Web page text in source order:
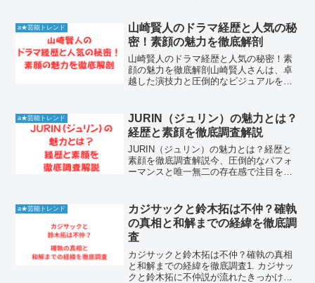
の報道・情報番組で活躍しています。彼
女の丁寧な話し...
a★芸能トレンド
山崎賢人のドラマ経歴と人気の秘
密！素顔の魅力を徹底解剖
山崎賢人のドラマ経歴と人気の秘密！素
顔の魅力を徹底解剖山崎賢人さんは、卓
越した演技力と圧倒的なビジュアルを兼
です。デビュー以来、純粋な青年役から
複雑な過去を持つ人物まで...
a★芸能トレンド
JURIN（ジュリン）の魅力とは？
経歴と素顔を徹底調査解説
JURIN（ジュリン）の魅力とは？経歴と
素顔を徹底調査解説今、圧倒的なパフォ
ーマンスと唯一無二の存在感で注目を集
背景や魅力に迫りたいというファンが急
増しています。こ...
a★芸能トレンド
カジサックと鈴木拓は不仲？確執
の真相と和解までの経緯を徹底調
査
カジサックと鈴木拓は不仲？確執の真相
と和解までの経緯を徹底調査1. カジサッ
クと鈴木拓に不仲説が流れたきっかけと